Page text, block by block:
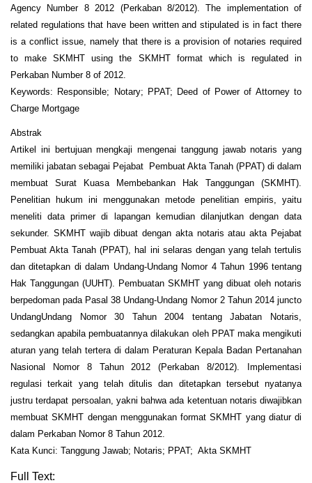
Agency Number 8 2012 (Perkaban 8/2012). The implementation of
related regulations that have been written and stipulated is in fact there
is a conflict issue, namely that there is a provision of notaries required
to make SKMHT using the SKMHT format which is regulated in
Perkaban Number 8 of 2012.
Keywords: Responsible; Notary; PPAT; Deed of Power of Attorney to
Charge Mortgage
Abstrak
Artikel ini bertujuan mengkaji mengenai tanggung jawab notaris yang
memiliki jabatan sebagai Pejabat Pembuat Akta Tanah (PPAT) di dalam
membuat Surat Kuasa Membebankan Hak Tanggungan (SKMHT).
Penelitian hukum ini menggunakan metode penelitian empiris, yaitu
meneliti data primer di lapangan kemudian dilanjutkan dengan data
sekunder. SKMHT wajib dibuat dengan akta notaris atau akta Pejabat
Pembuat Akta Tanah (PPAT), hal ini selaras dengan yang telah tertulis
dan ditetapkan di dalam Undang-Undang Nomor 4 Tahun 1996 tentang
Hak Tanggungan (UUHT). Pembuatan SKMHT yang dibuat oleh notaris
berpedoman pada Pasal 38 Undang-Undang Nomor 2 Tahun 2014 juncto
UndangUndang Nomor 30 Tahun 2004 tentang Jabatan Notaris,
sedangkan apabila pembuatannya dilakukan oleh PPAT maka mengikuti
aturan yang telah tertera di dalam Peraturan Kepala Badan Pertanahan
Nasional Nomor 8 Tahun 2012 (Perkaban 8/2012). Implementasi
regulasi terkait yang telah ditulis dan ditetapkan tersebut nyatanya
justru terdapat persoalan, yakni bahwa ada ketentuan notaris diwajibkan
membuat SKMHT dengan menggunakan format SKMHT yang diatur di
dalam Perkaban Nomor 8 Tahun 2012.
Kata Kunci: Tanggung Jawab; Notaris; PPAT; Akta SKMHT
Full Text: